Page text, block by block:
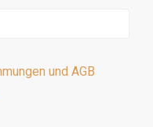
und AGB